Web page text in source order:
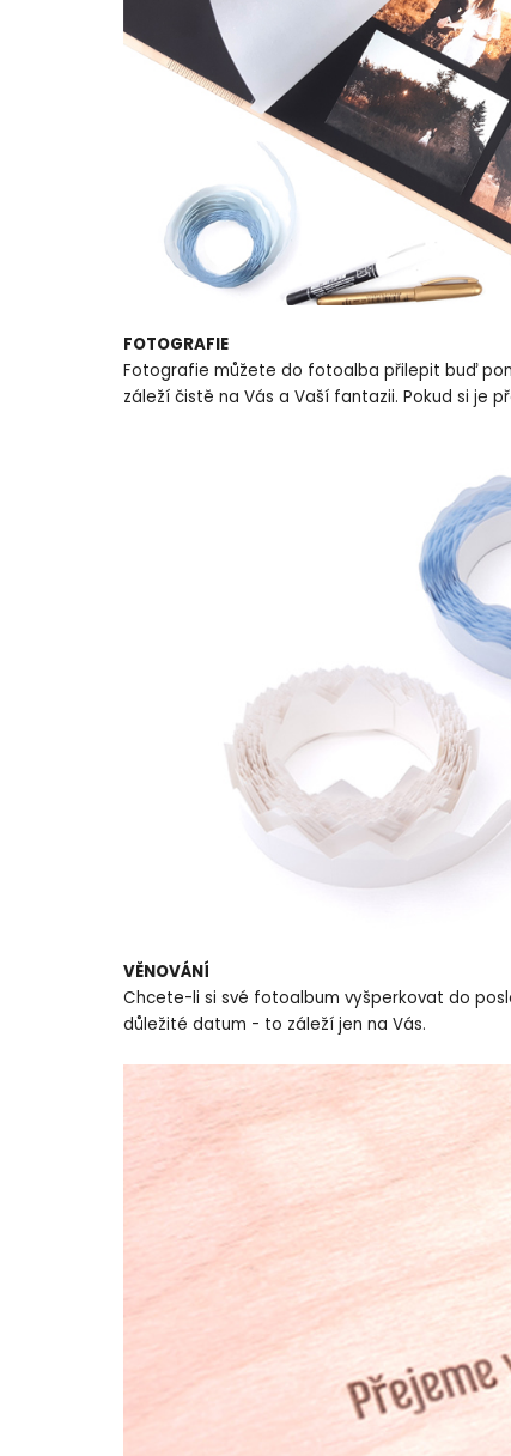
FOTOGRAFIE
Fotografie můžete do fotoalba přilepit buď
záleží čistě na Vás a Vaší fantazii. Pokud si je
VĚNOVÁNÍ
Chcete-li si své fotoalbum vyšperkovat do
důležité datum - to záleží jen na Vás.